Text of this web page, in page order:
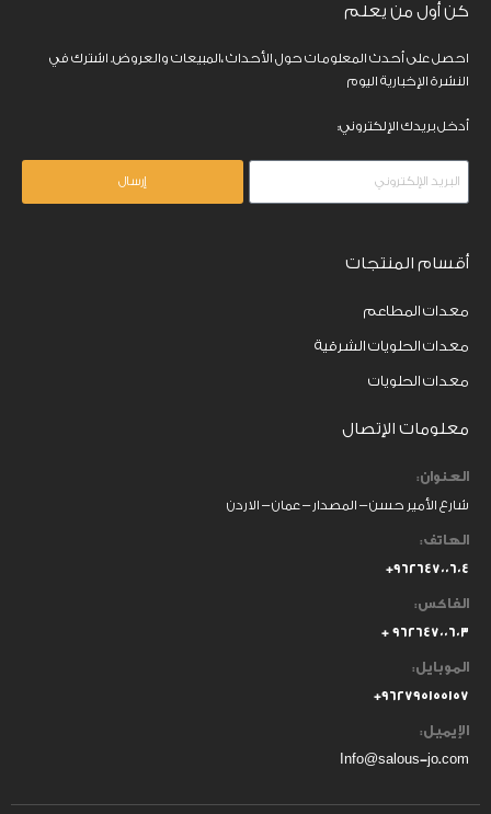
كن أول من يعلم
احصل على أحدث المعلومات حول الأحداث ،المبيعات والعروض. اشترك في
النشرة الإخبارية اليوم
أدخل بريدك الإلكتروني:
إرسال
أقسام المنتجات
معدات المطاعم
معدات الحلويات الشرقية
معدات الحلويات
معلومات الإتصال
العنوان:
شارع الأمير حسن – المصدار – عمان – الاردن
الهاتف:
٩٦٢٦٤٧٠٠٦٠٤+
الفاكس:
٩٦٢٦٤٧٠٠٦٠٣ +
الموبايل:
٩٦٢٧٩٥١٥٥١٥٧+
الإيميل:
Info@salous-jo.com